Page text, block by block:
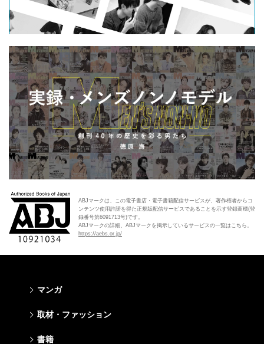
ABJマークは、この電子書店・電子書籍配信サービスが、著作権者からコ
ンテンツ使用許諾を得た正規版配信サービスであることを示す登録商標(登
録番号第6091713号)です。
ABJマークの詳細、ABJマークを掲示しているサービスの一覧はこちら。
https://aebs.or.jp/
マンガ
ジャンプSQ
ヤングジャンプ定期購読デジタル
マーガレット
Cocohana
取材・ファッション
書籍